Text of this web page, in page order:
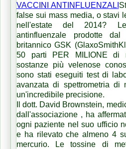
VACCINI ANTINFLUENZALI
false sui mass media, o stavi
nell'estate del 2014?
antinfluenzale prodotte dal
britannico GSK
50 parti PER MILIONE di
sostanze più velenose
sono stati eseguiti test di
avanzata di spettrometria di
un'incredibile precisione.
Il dott. David Brownstein,
dall'associazione , ha
ogni paziente nel suo ufficio
e ha rilevato che almeno 4
mercurio. Le tossine di